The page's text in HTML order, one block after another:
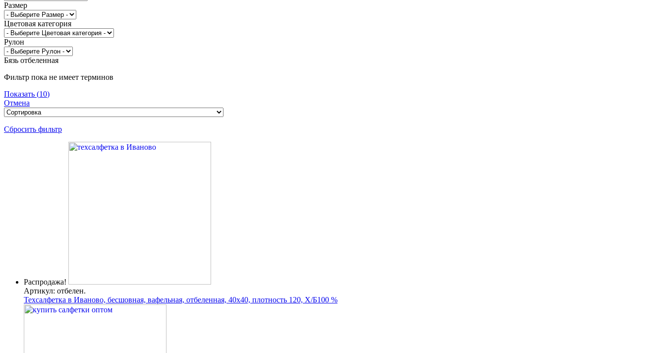
Размер
Цветовая категория
Рулон
Бязь отбеленная
Фильтр пока не имеет терминов
Показать (10)
Отмена
Сбросить фильтр
Распродажа!
Артикул: отбелен.
Техсалфетка в Иваново, бесшовная, вафельная, отбеленная, 40х40, плотность 120, Х/Б100 %